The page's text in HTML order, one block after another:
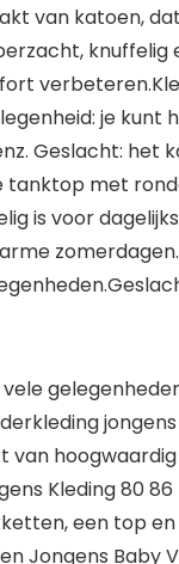
van katoen,
je
Geslacht: het
met
voor
Kleding 80 86
een top
Jongens Baby